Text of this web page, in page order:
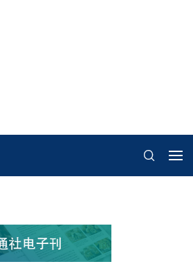
演讲资料/报告